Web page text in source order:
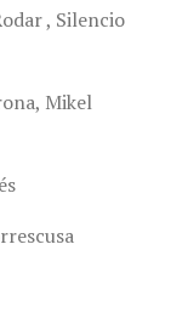
, Silencio
Mikel